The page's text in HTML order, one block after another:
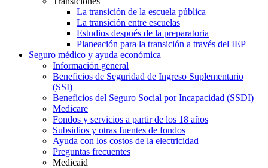
La transición de la escuela pública
La transición entre escuelas
Estudios después de la preparatoria
Planeación para la transición a través del IEP
Seguro médico y ayuda económica
Información general
Beneficios de Seguridad de Ingreso Suplementario
(SSI)
Beneficios del Seguro Social por Incapacidad (SSDI)
Medicare
Fondos y servicios a partir de los 18 años
Subsidios y otras fuentes de fondos
Ayuda con los costos de la electricidad
Preguntas frecuentes
Medicaid